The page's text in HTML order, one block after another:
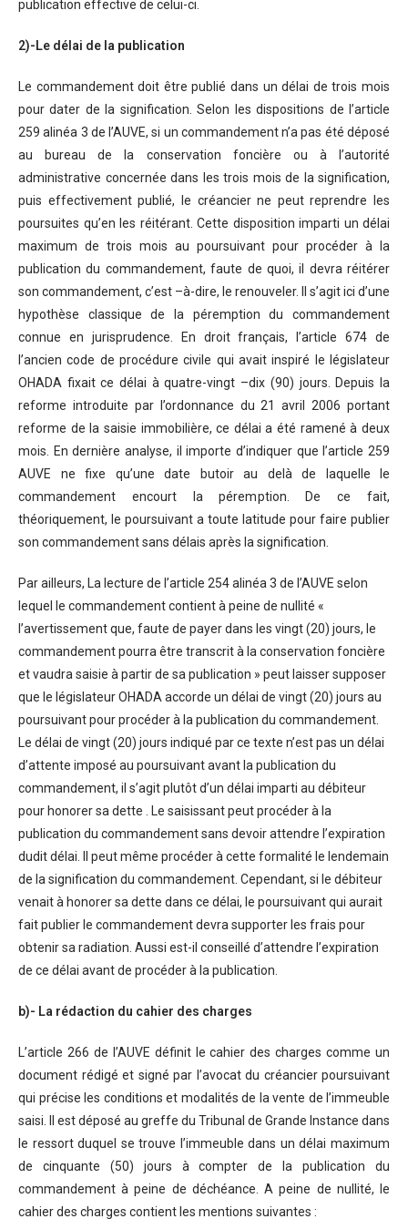
publication effective de celui-ci.
2)-Le délai de la publication
Le commandement doit être publié dans un délai de trois mois
pour dater de la signification. Selon les dispositions de l’article
259 alinéa 3 de l’AUVE, si un commandement n’a pas été déposé
au bureau de la conservation foncière ou à l’autorité
administrative concernée dans les trois mois de la signification,
puis effectivement publié, le créancier ne peut reprendre les
poursuites qu’en les réitérant. Cette disposition imparti un délai
maximum de trois mois au poursuivant pour procéder à la
publication du commandement, faute de quoi, il devra réitérer
son commandement, c’est –à-dire, le renouveler. Il s’agit ici d’une
hypothèse classique de la péremption du commandement
connue en jurisprudence. En droit français, l’article 674 de
l’ancien code de procédure civile qui avait inspiré le législateur
OHADA fixait ce délai à quatre-vingt –dix (90) jours. Depuis la
reforme introduite par l’ordonnance du 21 avril 2006 portant
reforme de la saisie immobilière, ce délai a été ramené à deux
mois. En dernière analyse, il importe d’indiquer que l’article 259
AUVE ne fixe qu’une date butoir au delà de laquelle le
commandement encourt la péremption. De ce fait,
théoriquement, le poursuivant a toute latitude pour faire publier
son commandement sans délais après la signification.
Par ailleurs, La lecture de l’article 254 alinéa 3 de l’AUVE selon
lequel le commandement contient à peine de nullité «
l’avertissement que, faute de payer dans les vingt (20) jours, le
commandement pourra être transcrit à la conservation foncière
et vaudra saisie à partir de sa publication » peut laisser supposer
que le législateur OHADA accorde un délai de vingt (20) jours au
poursuivant pour procéder à la publication du commandement.
Le délai de vingt (20) jours indiqué par ce texte n’est pas un délai
d’attente imposé au poursuivant avant la publication du
commandement, il s’agit plutôt d’un délai imparti au débiteur
pour honorer sa dette . Le saisissant peut procéder à la
publication du commandement sans devoir attendre l’expiration
dudit délai. Il peut même procéder à cette formalité le lendemain
de la signification du commandement. Cependant, si le débiteur
venait à honorer sa dette dans ce délai, le poursuivant qui aurait
fait publier le commandement devra supporter les frais pour
obtenir sa radiation. Aussi est-il conseillé d’attendre l’expiration
de ce délai avant de procéder à la publication.
b)- La rédaction du cahier des charges
L’article 266 de l’AUVE définit le cahier des charges comme un
document rédigé et signé par l’avocat du créancier poursuivant
qui précise les conditions et modalités de la vente de l’immeuble
saisi. Il est déposé au greffe du Tribunal de Grande Instance dans
le ressort duquel se trouve l’immeuble dans un délai maximum
de cinquante (50) jours à compter de la publication du
commandement à peine de déchéance. A peine de nullité, le
cahier des charges contient les mentions suivantes :